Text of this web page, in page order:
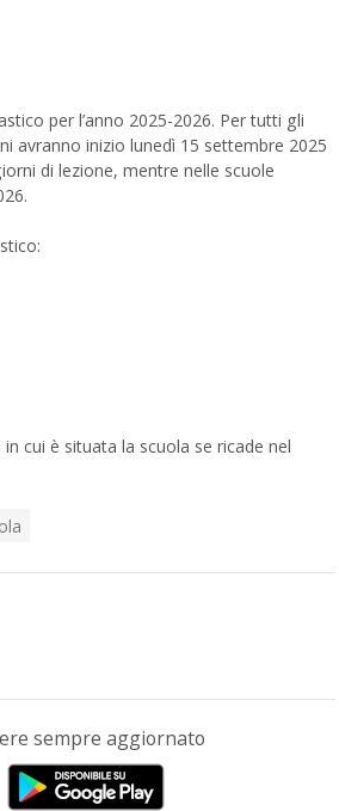
per l’anno 2025-2026. Per tutti gli
avranno inizio lunedì 15 settembre 2025
di lezione, mentre nelle scuole
cui è situata la scuola se ricade nel
sempre aggiornato